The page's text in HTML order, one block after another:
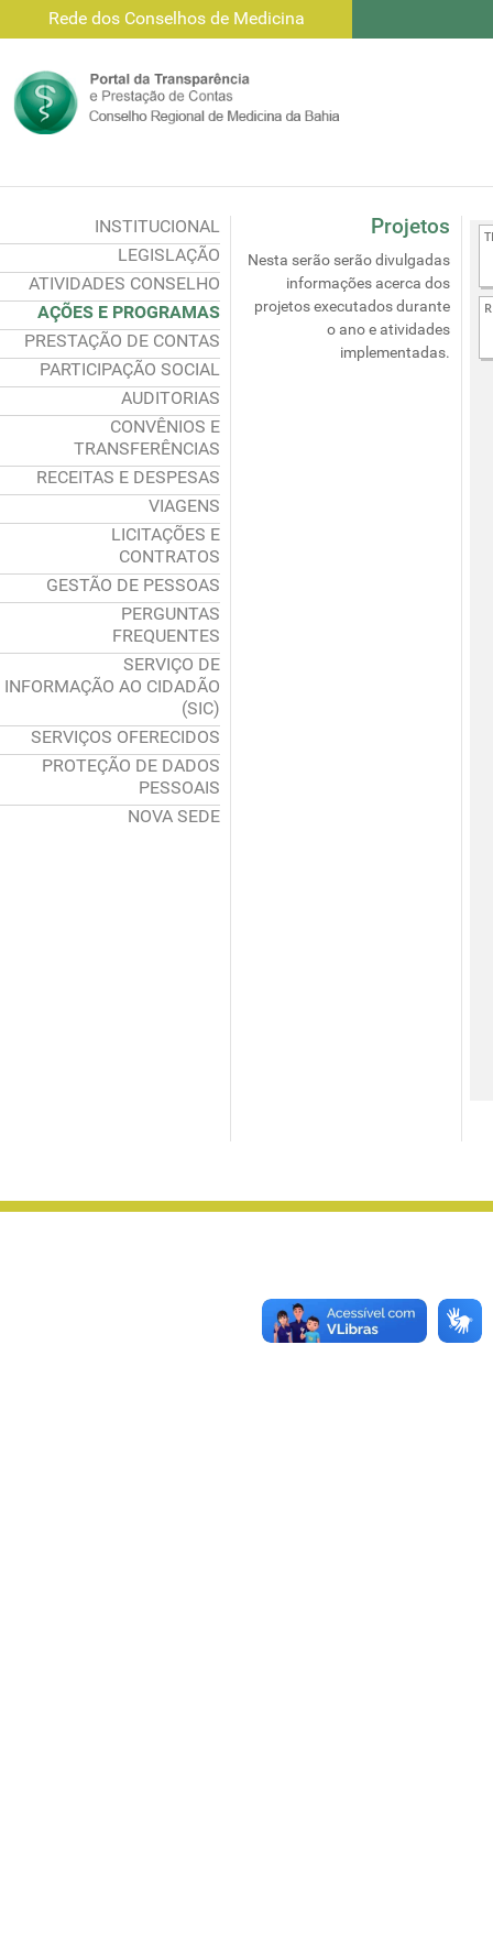
Rede dos Conselhos de Medicina
INSTITUCIONAL
LEGISLAÇÃO
ATIVIDADES CONSELHO
AÇÕES E PROGRAMAS
PRESTAÇÃO DE CONTAS
PARTICIPAÇÃO SOCIAL
AUDITORIAS
CONVÊNIOS E
TRANSFERÊNCIAS
RECEITAS E DESPESAS
VIAGENS
LICITAÇÕES E
CONTRATOS
GESTÃO DE PESSOAS
PERGUNTAS
FREQUENTES
SERVIÇO DE
INFORMAÇÃO AO CIDADÃO
(SIC)
SERVIÇOS OFERECIDOS
PROTEÇÃO DE DADOS
PESSOAIS
NOVA SEDE
Projetos
Nesta serão serão divulgadas
informações acerca dos
projetos executados durante
o ano e atividades
implementadas.